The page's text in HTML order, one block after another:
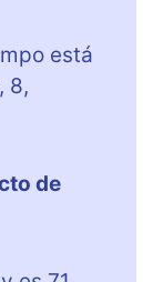
está
8,
de